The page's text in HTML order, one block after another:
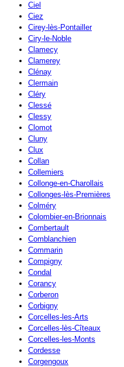
Ciel
Ciez
Cirey-lès-Pontailler
Ciry-le-Noble
Clamecy
Clamerey
Clénay
Clermain
Cléry
Clessé
Clessy
Clomot
Cluny
Clux
Collan
Collemiers
Collonge-en-Charollais
Collonges-lès-Premières
Colméry
Colombier-en-Brionnais
Combertault
Comblanchien
Commarin
Compigny
Condal
Corancy
Corberon
Corbigny
Corcelles-les-Arts
Corcelles-lès-Cîteaux
Corcelles-les-Monts
Cordesse
Corgengoux